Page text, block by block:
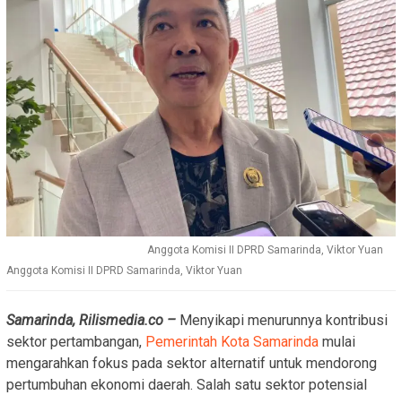
Anggota Komisi II DPRD Samarinda, Viktor Yuan
Anggota Komisi II DPRD Samarinda, Viktor Yuan
Samarinda, Rilismedia.co – Menyikapi menurunnya kontribusi
sektor pertambangan, Pemerintah Kota Samarinda mulai
mengarahkan fokus pada sektor alternatif untuk mendorong
pertumbuhan ekonomi daerah. Salah satu sektor potensial